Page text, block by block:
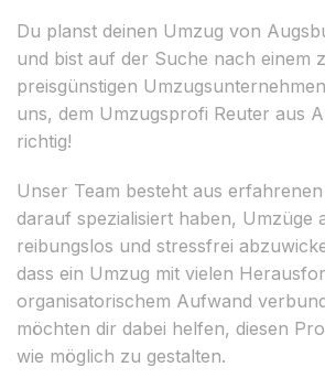
Du planst deinen Umzug von
und bist auf der Suche nach einem
preisgünstigen
uns, dem Umzugsprofi Reuter aus
richtig!
Unser Team besteht aus
darauf spezialisiert haben, Umzüge
reibungslos und stressfrei
dass ein Umzug mit vielen
organisatorischem Aufwand
möchten dir dabei helfen, diesen
wie möglich zu gestalten.